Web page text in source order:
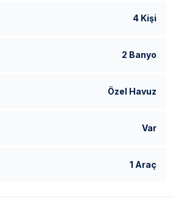
4 Kişi
2 Banyo
Özel Havuz
Var
1 Araç